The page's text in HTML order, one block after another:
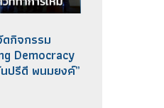
กิจกรรม
Democracy
ปรีดี พนมยงค์”